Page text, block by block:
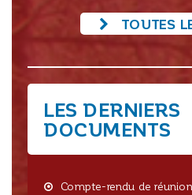
TOUTES
LES DERNIERS
DOCUMENTS
Compte-rendu de